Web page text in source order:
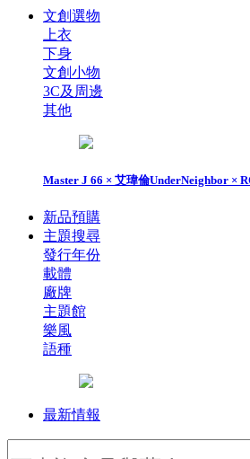
文創選物
上衣
下身
文創小物
3C及周邊
其他
Master J 66 × 艾瑋倫UnderNeighbor ×
新品預購
主題搜尋
發行年份
載體
廠牌
主題館
樂風
語種
最新情報